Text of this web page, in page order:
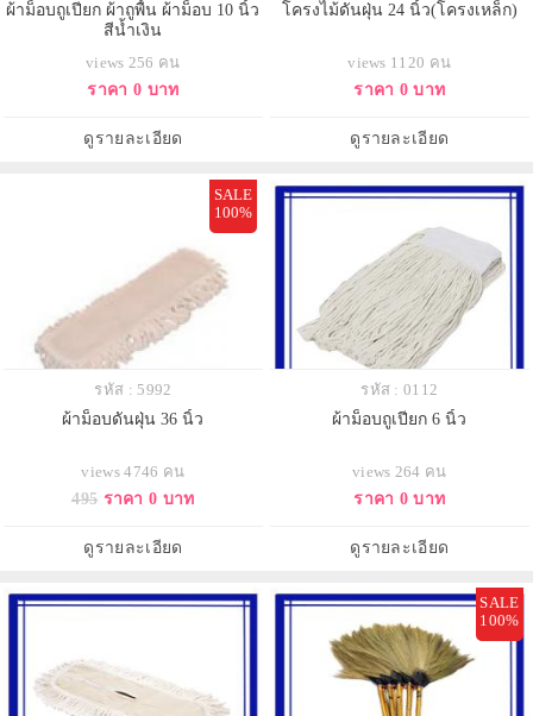
ผ้าม็อบถูเปียก ผ้าถูพื้น ผ้าม็อบ 10 นิ้ว
สีน้ำเงิน
views 256 คน
ราคา 0 บาท
ดูรายละเอียด
โครงไม้ดันฝุ่น 24 นิ้ว(โครงเหล็ก)
views 1120 คน
ราคา 0 บาท
ดูรายละเอียด
SALE
100%
รหัส : 5992
ผ้าม็อบดันฝุ่น 36 นิ้ว
views 4746 คน
495 ราคา 0 บาท
ดูรายละเอียด
รหัส : 0112
ผ้าม็อบถูเปียก 6 นิ้ว
views 264 คน
ราคา 0 บาท
ดูรายละเอียด
SALE
100%